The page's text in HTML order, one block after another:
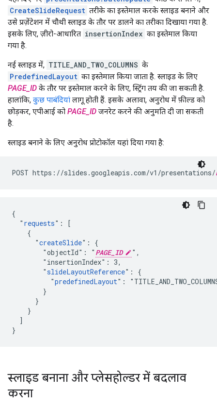
CreateSlideRequest तरीके का इस्तेमाल करके स्लाइड बनाने और
उसे प्रज़ेंटेशन में चौथी स्लाइड के तौर पर डालने का तरीका दिखाया गया है.
इसके लिए, ज़ीरो-आधारित insertionIndex का इस्तेमाल किया
गया है.
नई स्लाइड में, TITLE_AND_TWO_COLUMNS के
PredefinedLayout का इस्तेमाल किया जाता है. स्लाइड के लिए
PAGE_ID के तौर पर इस्तेमाल करने के लिए, स्ट्रिंग तय की जा सकती है.
हालांकि, कुछ पाबंदियां लागू होती हैं. इसके अलावा, अनुरोध में फ़ील्ड को
छोड़कर, एपीआई को PAGE_ID जनरेट करने की अनुमति दी जा सकती
है.
स्लाइड बनाने के लिए अनुरोध प्रोटोकॉल यहां दिया गया है:
POST https://slides.googleapis.com/v1/presentations/
{
  "
requests": [
    {
      "
createSlide": {
        "objectId": "
PAGE_ID
",
        "insertionIndex": 3,
        "
slideLayoutReference": {
          "
predefinedLayout":
        }
      }
    }
  ]
}
स्लाइड बनाना और प्लेसहोल्डर में बदलाव
करना